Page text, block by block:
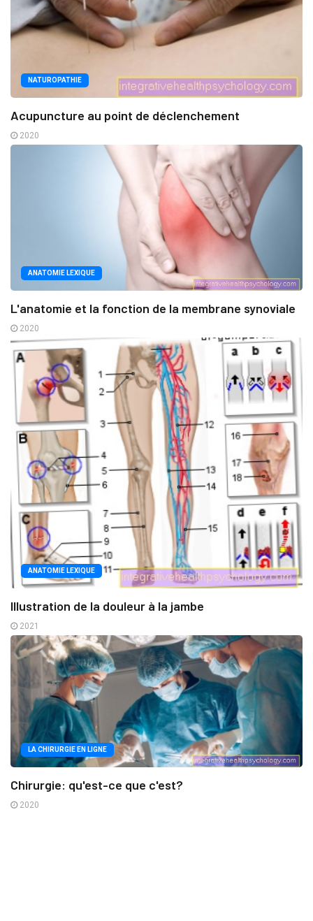
NATUROPATHIE
Acupuncture au point de déclenchement
2020
ANATOMIE LEXIQUE
L'anatomie et la fonction de la membrane synoviale
2020
ANATOMIE LEXIQUE
Illustration de la douleur à la jambe
2021
LA CHIRURGIE EN LIGNE
Chirurgie: qu'est-ce que c'est?
2020